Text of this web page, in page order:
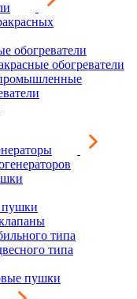
обогреватели
обогреватели
пушки
типа
типа
пушки